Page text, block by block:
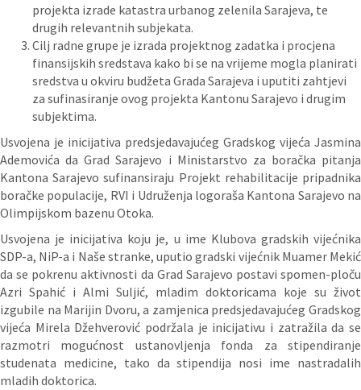
projekta izrade katastra urbanog zelenila Sarajeva, te
drugih relevantnih subjekata.
Cilj radne grupe je izrada projektnog zadatka i procjena
finansijskih sredstava kako bi se na vrijeme mogla planirati
sredstva u okviru budžeta Grada Sarajeva i uputiti zahtjevi
za sufinasiranje ovog projekta Kantonu Sarajevo i drugim
subjektima.
Usvojena je inicijativa predsjedavajućeg Gradskog vijeća Jasmina
Ademovića da Grad Sarajevo i Ministarstvo za boračka pitanja
Kantona Sarajevo sufinansiraju Projekt rehabilitacije pripadnika
boračke populacije, RVI i Udruženja logoraša Kantona Sarajevo na
Olimpijskom bazenu Otoka.
Usvojena je inicijativa koju je, u ime Klubova gradskih vijećnika
SDP-a, NiP-a i Naše stranke, uputio gradski vijećnik Muamer Mekić
da se pokrenu aktivnosti da Grad Sarajevo postavi spomen-ploču
Azri Spahić i Almi Suljić, mladim doktoricama koje su život
izgubile na Marijin Dvoru, a zamjenica predsjedavajućeg Gradskog
vijeća Mirela Džehverović podržala je inicijativu i zatražila da se
razmotri mogućnost ustanovljenja fonda za stipendiranje
studenata medicine, tako da stipendija nosi ime nastradalih
mladih doktorica.